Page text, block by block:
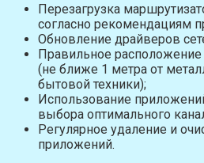
Перезагрузка
согласно рекомендациям
Обновление драйверов
Правильное
(не ближе 1 метра от
бытовой техники);
Использование
выбора оптимального
Регулярное удаление и
приложений.